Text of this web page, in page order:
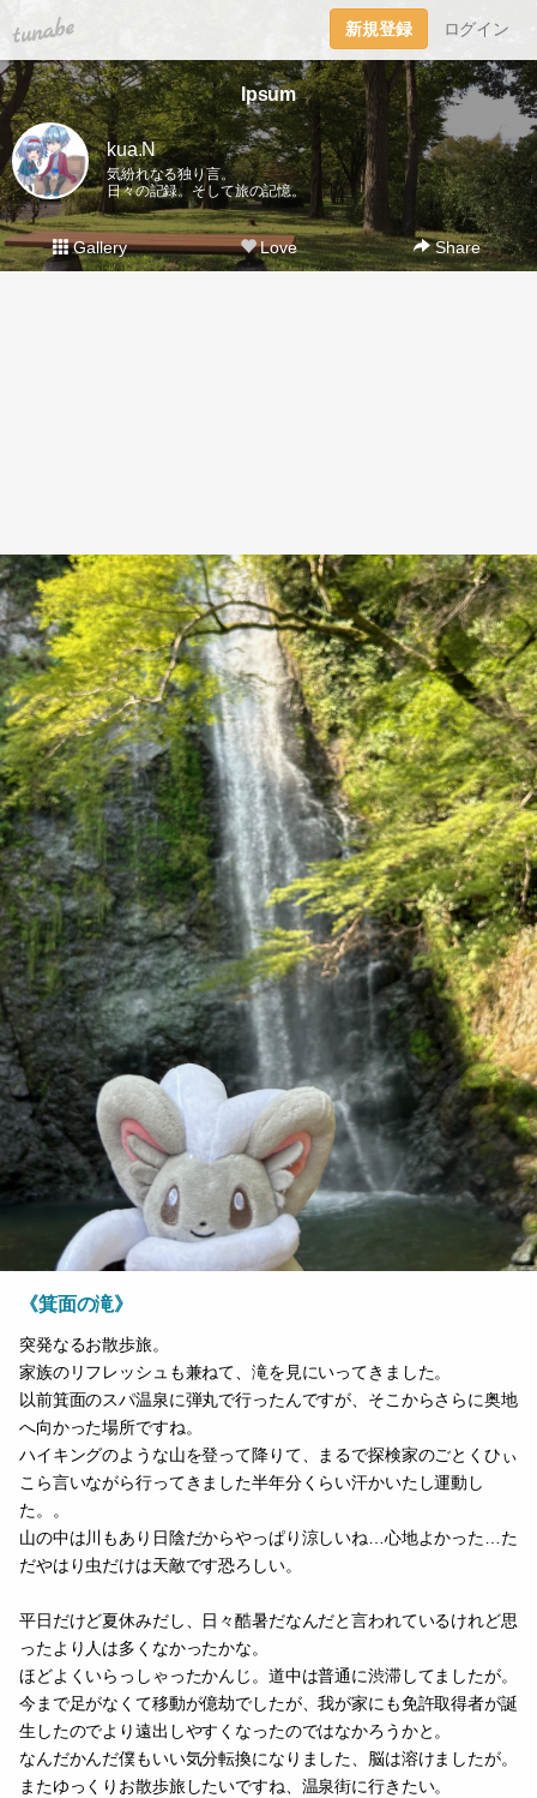
tuna.be 新規登録 ログイン
Ipsum
kua.N
気紛れなる独り言。
日々の記録。そして旅の記憶。
Gallery Love Share
《箕面の滝》
突発なるお散歩旅。
家族のリフレッシュも兼ねて、滝を見にいってきました。
以前箕面のスパ温泉に弾丸で行ったんですが、そこからさらに奥地
へ向かった場所ですね。
ハイキングのような山を登って降りて、まるで探検家のごとくひぃ
こら言いながら行ってきました半年分くらい汗かいたし運動し
た。。
山の中は川もあり日陰だからやっぱり涼しいね…心地よかった…た
だやはり虫だけは天敵です恐ろしい。
平日だけど夏休みだし、日々酷暑だなんだと言われているけれど思
ったより人は多くなかったかな。
ほどよくいらっしゃったかんじ。道中は普通に渋滞してましたが。
今まで足がなくて移動が億劫でしたが、我が家にも免許取得者が誕
生したのでより遠出しやすくなったのではなかろうかと。
なんだかんだ僕もいい気分転換になりました、脳は溶けましたが。
またゆっくりお散歩旅したいですね、温泉街に行きたい。